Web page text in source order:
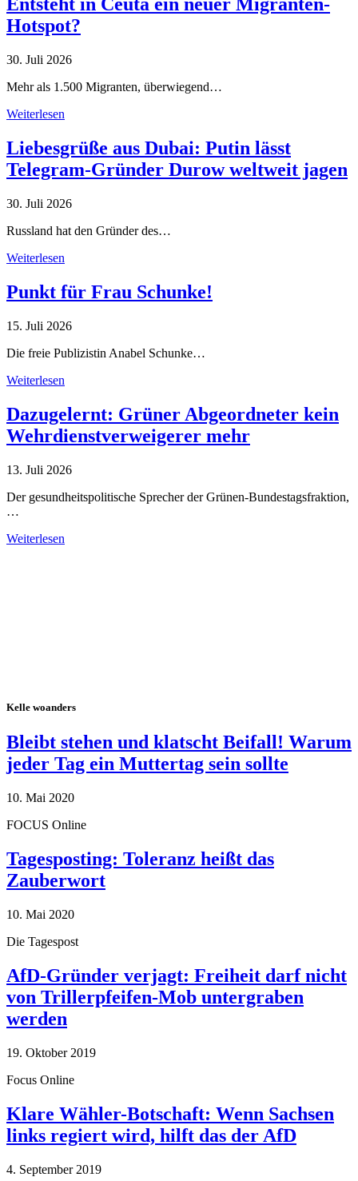
Entsteht in Ceuta ein neuer Migranten-
Hotspot?
30. Juli 2026
Mehr als 1.500 Migranten, überwiegend…
Weiterlesen
Liebesgrüße aus Dubai: Putin lässt
Telegram-Gründer Durow weltweit jagen
30. Juli 2026
Russland hat den Gründer des…
Weiterlesen
Punkt für Frau Schunke!
15. Juli 2026
Die freie Publizistin Anabel Schunke…
Weiterlesen
Dazugelernt: Grüner Abgeordneter kein
Wehrdienstverweigerer mehr
13. Juli 2026
Der gesundheitspolitische Sprecher der Grünen-Bundestagsfraktion,
…
Weiterlesen
Kelle woanders
Bleibt stehen und klatscht Beifall! Warum
jeder Tag ein Muttertag sein sollte
10. Mai 2020
FOCUS Online
Tagesposting: Toleranz heißt das
Zauberwort
10. Mai 2020
Die Tagespost
AfD-Gründer verjagt: Freiheit darf nicht
von Trillerpfeifen-Mob untergraben
werden
19. Oktober 2019
Focus Online
Klare Wähler-Botschaft: Wenn Sachsen
links regiert wird, hilft das der AfD
4. September 2019